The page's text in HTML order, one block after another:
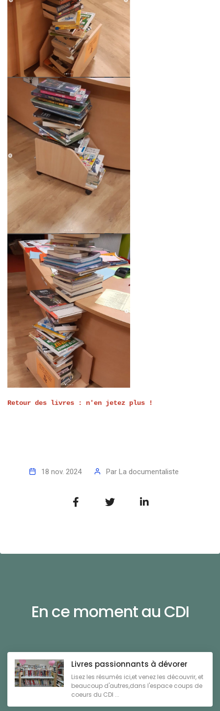
Retour des livres : n'en jetez plus !
18 nov. 2024 Par La documentaliste
En ce moment au CDI
Livres passionnants à dévorer
Lisez les résumés ici,et venez les découvrir, et
beaucoup d'autres,dans l'espace coups de
coeurs du CDI ...